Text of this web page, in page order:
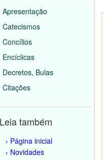
Apresentação
Catecismos
Concílios
Encíclicas
Decretos, Bulas
Citações
Leia também
Página inicial
Novidades